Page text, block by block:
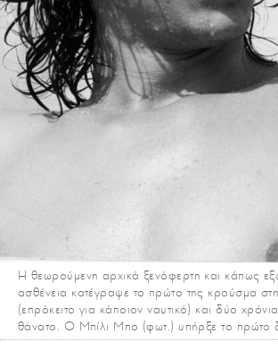
Η θεωρούμενη αρχικά ξενόφερτη και κάπως
ασθένεια κατέγραψε το πρώτο της κρούσμα
(επρόκειτο για κάποιον ναυτικό) και δύο
θάνατο. Ο Μπίλι Μπο (φωτ.) υπήρξε το πρώτο